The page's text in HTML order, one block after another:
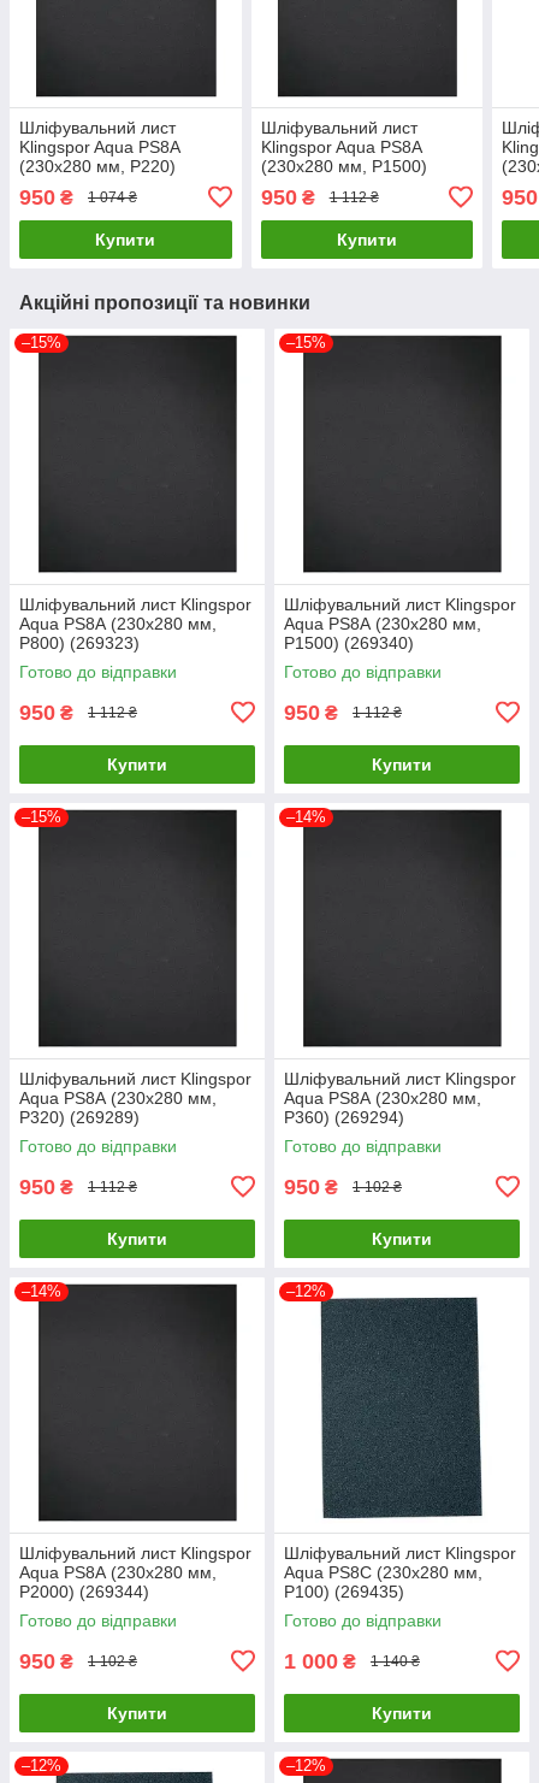
Шліфувальний лист
Klingspor Aqua PS8А
(230х280 мм, P220)
950 ₴ 1 074 ₴
Купити
Шліфувальний лист
Klingspor Aqua PS8А
(230х280 мм, P1500)
950₴ 1 112 ₴
Купити
950
Акційні пропозиції та новинки
–15%
Шліфувальний лист Klingspor
Aqua PS8А (230х280 мм,
P800) (269323)
Готово до відправки
950 ₴ 1 112 ₴
Купити
–15%
Шліфувальний лист Klingspor
Aqua PS8А (230х280 мм,
P1500) (269340)
Готово до відправки
950 ₴ 1 112 ₴
Купити
–15%
Шліфувальний лист Klingspor
Aqua PS8А (230х280 мм,
P320) (269289)
Готово до відправки
950 ₴ 1 112 ₴
Купити
–14%
Шліфувальний лист Klingspor
Aqua PS8А (230х280 мм,
P360) (269294)
Готово до відправки
950 ₴ 1 102 ₴
Купити
–14%
Шліфувальний лист Klingspor
Aqua PS8А (230х280 мм,
P2000) (269344)
Готово до відправки
950 ₴ 1 102 ₴
Купити
–12%
Шліфувальний лист Klingspor
Aqua PS8С (230х280 мм,
P100) (269435)
Готово до відправки
1 000 ₴ 1 140 ₴
Купити
–12% –12%